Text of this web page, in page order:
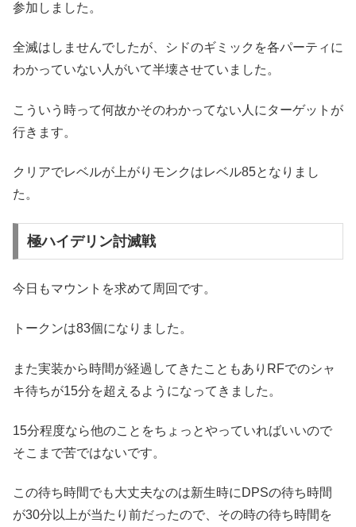
参加しました。
全滅はしませんでしたが、シドのギミックを各パーティに
わかっていない人がいて半壊させていました。
こういう時って何故かそのわかってない人にターゲットが
行きます。
クリアでレベルが上がりモンクはレベル85となりまし
た。
極ハイデリン討滅戦
今日もマウントを求めて周回です。
トークンは83個になりました。
また実装から時間が経過してきたこともありRFでのシャ
キ待ちが15分を超えるようになってきました。
15分程度なら他のことをちょっとやっていればいいので
そこまで苦ではないです。
この待ち時間でも大丈夫なのは新生時にDPSの待ち時間
が30分以上が当たり前だったので、その時の待ち時間を